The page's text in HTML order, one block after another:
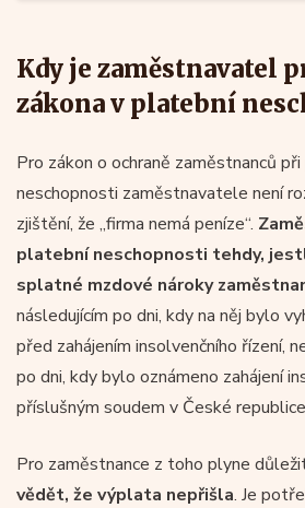
Kdy je zaměstnavatel
zákona v platební
Pro zákon o ochraně zaměstnanců
neschopnosti zaměstnavatele není
zjištění, že „firma nemá peníze“.
platební neschopnosti tehdy,
splatné mzdové nároky
následujícím po dni, kdy na něj bylo
před zahájením insolvenčního řízení,
po dni, kdy bylo oznámeno zahájení
příslušným soudem v České
Pro zaměstnance z toho plyne
vědět, že výplata nepřišla. Je